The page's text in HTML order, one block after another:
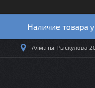
Наличие товара
Алматы, Рыскулова